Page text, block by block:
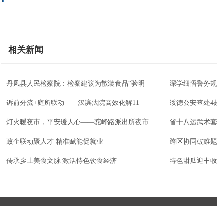
相关新闻
丹凤县人民检察院：检察建议为散装食品“验明 深学细悟警务
诉前分流+庭所联动——汉滨法院高效化解11 绥德公安查处4
灯火暖夜市，平安暖人心——驼峰路派出所夜市 省十八运武术
政企联动聚人才 精准赋能促就业 跨区协同破难
传承乡土美食文脉 激活特色饮食经济 特色甜瓜迎丰